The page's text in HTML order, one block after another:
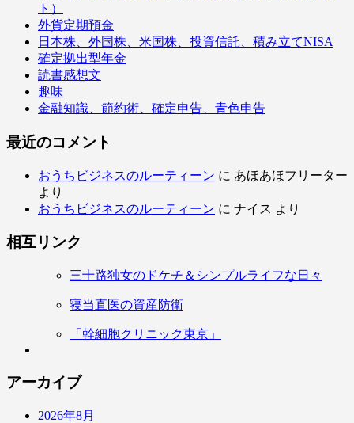
ト）
外貨定期預金
日本株、外国株、米国株、投資信託、積み立てNISA
確定拠出型年金
読書感想文
趣味
金融知識、節約術、確定申告、青色申告
最近のコメント
おうちビジネスのルーティーン に あほあほフリーター
より
おうちビジネスのルーティーン に ナイス より
相互リンク
三十路独女のドケチ＆シンプルライフな日々
寝当直医の資産防衛
「幹細胞クリニック東京」
アーカイブ
2026年8月